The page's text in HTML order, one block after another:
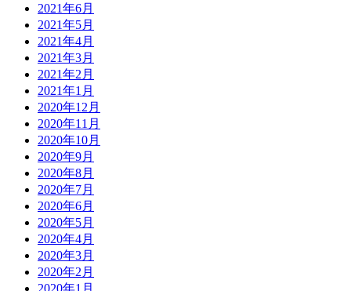
2021年6月
2021年5月
2021年4月
2021年3月
2021年2月
2021年1月
2020年12月
2020年11月
2020年10月
2020年9月
2020年8月
2020年7月
2020年6月
2020年5月
2020年4月
2020年3月
2020年2月
2020年1月